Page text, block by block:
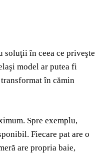
soluţii în ceea ce priveşte
model ar putea fi
în cămin
Spre exemplu,
Fiecare pat are o
are propria baie,